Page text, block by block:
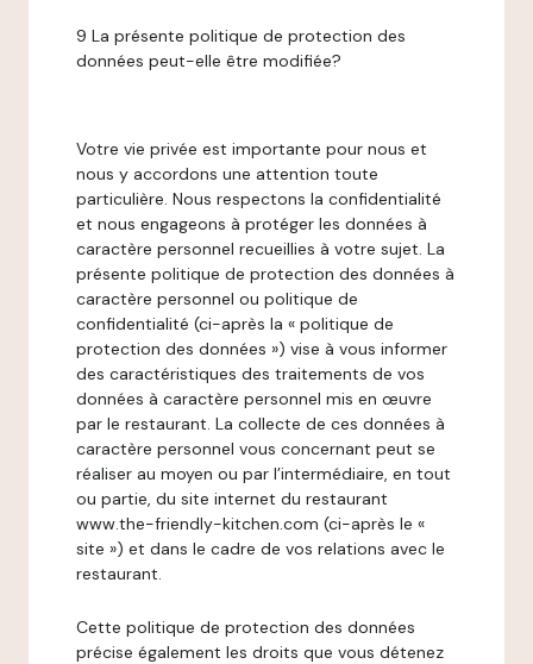
9 La présente politique de protection des
données peut-elle être modifiée?
Votre vie privée est importante pour nous et
nous y accordons une attention toute
particulière. Nous respectons la confidentialité
et nous engageons à protéger les données à
caractère personnel recueillies à votre sujet. La
présente politique de protection des données à
caractère personnel ou politique de
confidentialité (ci-après la « politique de
protection des données ») vise à vous informer
des caractéristiques des traitements de vos
données à caractère personnel mis en œuvre
par le restaurant. La collecte de ces données à
caractère personnel vous concernant peut se
réaliser au moyen ou par l’intermédiaire, en tout
ou partie, du site internet du restaurant
www.the-friendly-kitchen.com (ci-après le «
site ») et dans le cadre de vos relations avec le
restaurant.
Cette politique de protection des données
précise également les droits que vous détenez